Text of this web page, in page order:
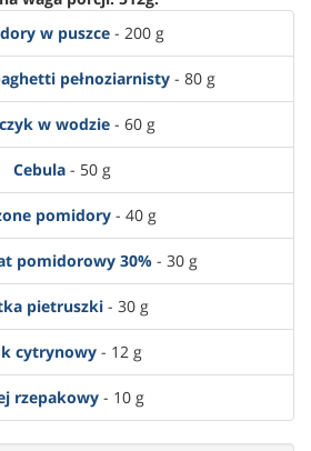
w puszce - 200 g
pełnoziarnisty- 80 g
w wodzie- 60 g
Cebula - 50 g
pomidory - 40 g
pomidorowy 30% - 30 g
pietruszki - 30 g
cytrynowy - 12 g
rzepakowy - 10 g